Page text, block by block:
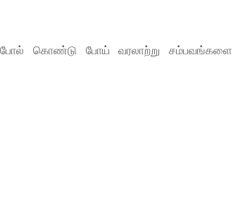
போல் கொண்டு போய் வரலாற்று சம்பவங்களை